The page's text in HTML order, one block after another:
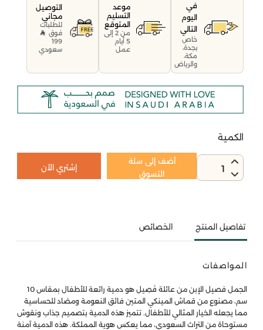
في
اليوم
التالي
خاص
بجدة،
مكة،
والرياض
موعد
التسليم
المتوقع
من 2 إلى
5 أيام
عمل
التوصيل
مجاني
للطلبات
فوق
199
سعودي
الكمية
1
أضف إلى سلة
التسوق
إشتري الآن
تفاصيل المنتج الخصائص
المواصفات
الجمل فصيل الإبن من عائلة فَصِيل هو دمية رائعة للأطفال بمقاس 10
سم، مصنوع من قماش المينكي المتين فائق النعومة ومضاد للحساسية
مما يجعله الخيار المثالي للأطفال. تتميز هذه الدمية بتصميم جذاب ونقوش
مستوحاة من التراث السعودي، مما يعكس هوية المملكة. هذه الدمية آمنة